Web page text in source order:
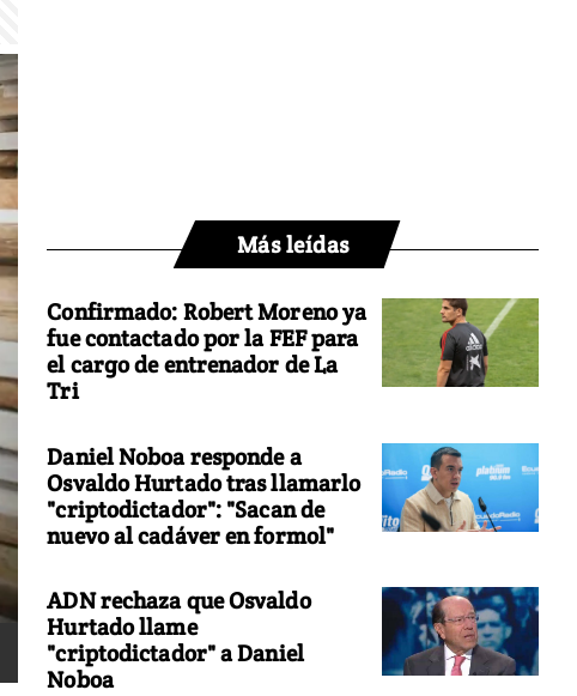
Más leídas
Confirmado: Robert Moreno ya
fue contactado por la FEF para
el cargo de entrenador de La
Tri
Daniel Noboa responde a
Osvaldo Hurtado tras llamarlo
"criptodictador": "Sacan de
nuevo al cadáver en formol"
ADN rechaza que Osvaldo
Hurtado llame
"criptodictador" a Daniel
Noboa